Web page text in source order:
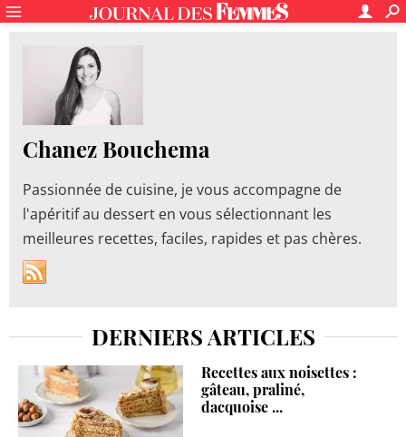
Chanez Bouchema
Passionnée de cuisine, je vous accompagne de
l'apéritif au dessert en vous sélectionnant les
meilleures recettes, faciles, rapides et pas chères.
DERNIERS ARTICLES
Recettes aux noisettes :
gâteau, praliné,
dacquoise ...